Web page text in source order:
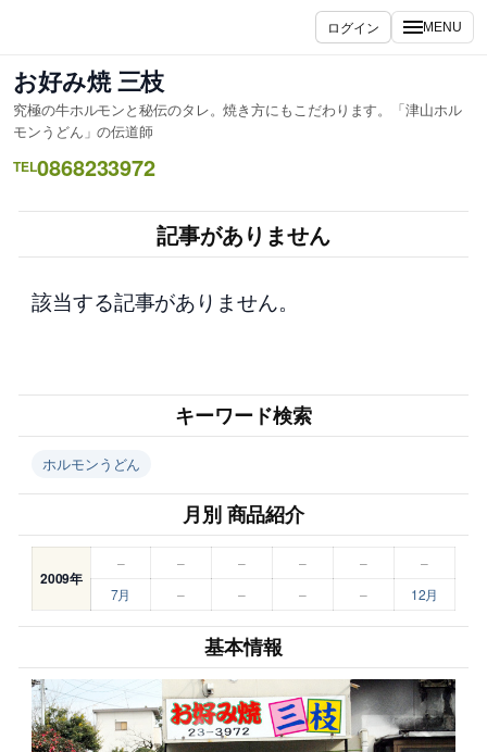
ス
キ
ッ
プ
ログイン MENU
お好み焼 三枝
究極の牛ホルモンと秘伝のタレ。焼き方にもこだわります。「津山ホル
モンうどん」の伝道師
TEL0868233972
記事がありません
該当する記事がありません。
キーワード検索
ホルモンうどん
月別 商品紹介
2009年
– – – – –
–
7月
– – – – 12月
基本情報